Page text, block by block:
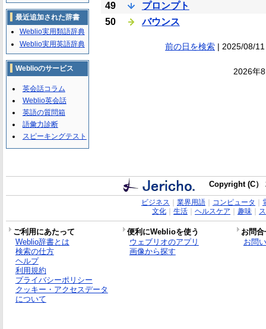
49
プロンプト
50
バウンス
前の日を検索| 2025/08/
2026年
最近追加された辞書
Weblio実用類語辞典
Weblio実用英語辞典
Weblioのサービス
英会話コラム
Weblio英会話
英語の質問箱
語彙力診断
スピーキングテスト
Copyright (C
ビジネス 業界用語｜ コンピュータ
文化｜ 生活｜ ヘルスケア 趣味｜
ご利用にあたって 便利にWeblioを使う
お問
Weblio辞書とは
検索の仕方
ヘルプ
利用規約
プライバシーポリシー
クッキー・アクセスデータ
について
ウェブリオのアプリ
画像から探す
お問